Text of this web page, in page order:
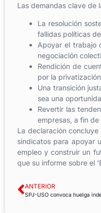
Las demandas clave de
La resolución
fallidas políticas
Apoyar el trabajo
negociación
Rendición de
por la
Una transición
sea una
Revertir las
empresas, a fin
La declaración
sindicatos para apoyar
empleo y construir un
que su informe sobre el
ANTERIOR